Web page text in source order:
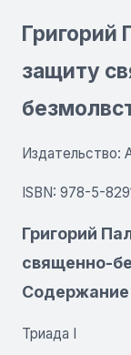
Григорий
защиту
Издательство:
ISBN: 978-5-
Григорий
священно-
Содержание
Триада I